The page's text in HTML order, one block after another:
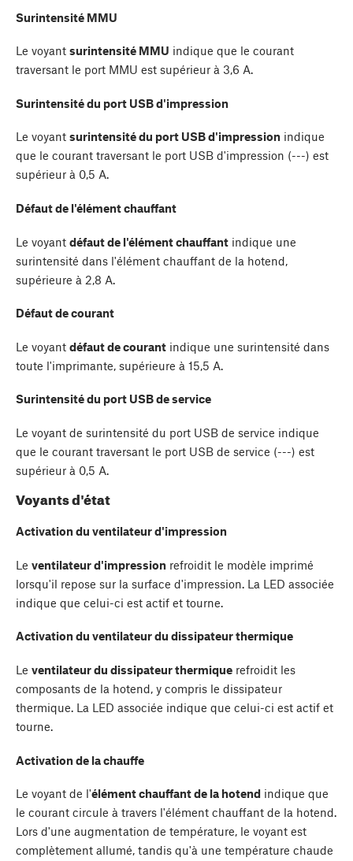
Surintensité MMU
Le voyant surintensité MMU indique que le courant
traversant le port MMU est supérieur à 3,6 A.
Surintensité du port USB d'impression
Le voyant surintensité du port USB d'impression indique
que le courant traversant le port USB d'impression (---) est
supérieur à 0,5 A.
Défaut de l'élément chauffant
Le voyant défaut de l'élément chauffant indique une
surintensité dans l'élément chauffant de la hotend,
supérieure à 2,8 A.
Défaut de courant
Le voyant défaut de courant indique une surintensité dans
toute l'imprimante, supérieure à 15,5 A.
Surintensité du port USB de service
Le voyant de surintensité du port USB de service indique
que le courant traversant le port USB de service (---) est
supérieur à 0,5 A.
Voyants d'état
Activation du ventilateur d'impression
Le ventilateur d'impression refroidit le modèle imprimé
lorsqu'il repose sur la surface d'impression. La LED associée
indique que celui-ci est actif et tourne.
Activation du ventilateur du dissipateur thermique
Le ventilateur du dissipateur thermique refroidit les
composants de la hotend, y compris le dissipateur
thermique. La LED associée indique que celui-ci est actif et
tourne.
Activation de la chauffe
Le voyant de l'élément chauffant de la hotend indique que
le courant circule à travers l'élément chauffant de la hotend.
Lors d'une augmentation de température, le voyant est
complètement allumé, tandis qu'à une température chaude